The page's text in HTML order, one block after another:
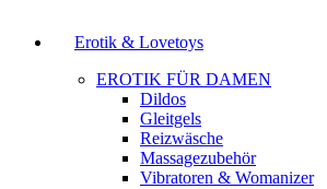
Erotik & Lovetoys
EROTIK FÜR DAMEN
Dildos
Gleitgels
Reizwäsche
Massagezubehör
Vibratoren & Womanizer